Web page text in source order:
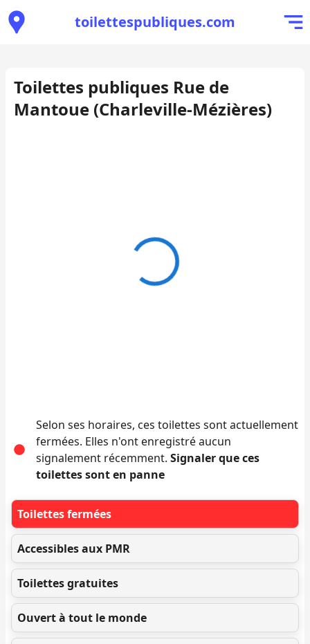
toilettespubliques.com
Toilettes publiques Rue de
Mantoue (Charleville-Mézières)
Selon ses horaires, ces toilettes sont actuellement
fermées. Elles n'ont enregistré aucun
signalement récemment. Signaler que ces
toilettes sont en panne
Toilettes fermées
Accessibles aux PMR
Toilettes gratuites
Ouvert à tout le monde